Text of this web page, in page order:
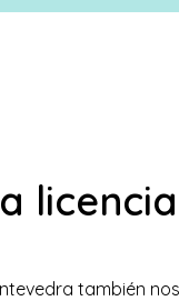
también